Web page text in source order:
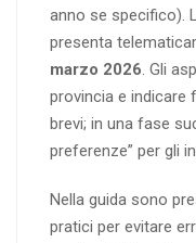
anno se specifico).
presenta
marzo 2026. Gli
provincia e indicare
brevi; in una fase
preferenze” per gli
Nella guida sono
pratici per evitare